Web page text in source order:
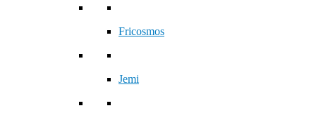
Fricosmos
Jemi